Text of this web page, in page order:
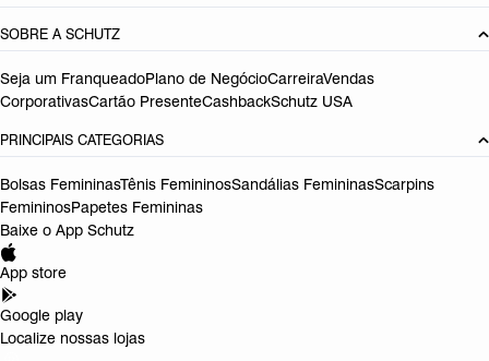
SOBRE A SCHUTZ
Seja um FranqueadoPlano de NegócioCarreiraVendas
CorporativasCartão PresenteCashbackSchutz USA
PRINCIPAIS CATEGORIAS
Bolsas FemininasTênis FemininosSandálias FemininasScarpins
FemininosPapetes Femininas
Baixe o App Schutz
App store
Google play
Localize nossas lojas